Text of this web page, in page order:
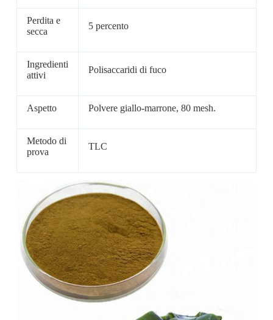
Perdita e
secca
5 percento
Ingredienti
attivi
Polisaccaridi di fuco
Aspetto Polvere giallo-marrone, 80 mesh.
Metodo di
prova
TLC